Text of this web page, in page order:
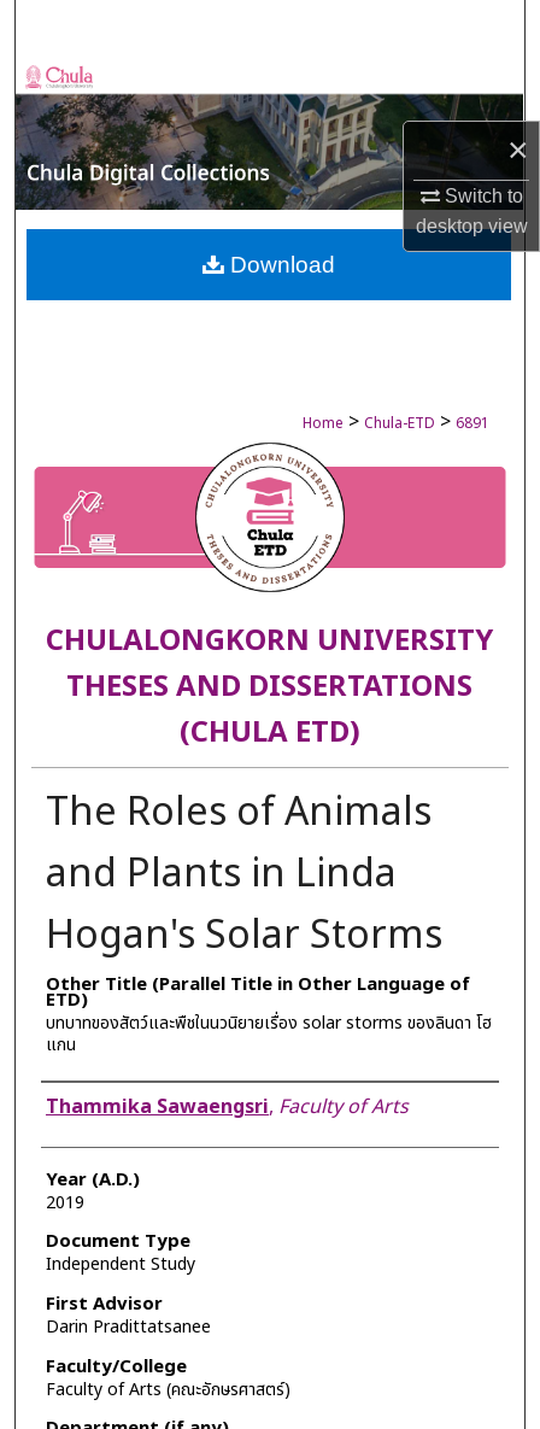
×
Switch to
desktopview
Browse Collections
My Account
About
Digital Commons Network™
Home > Chula-ETD > 6891
CHULALONGKORN UNIVERSITY
THESES AND DISSERTATIONS
(CHULA ETD)
The Roles of Animals
and Plants in Linda
Hogan's Solar Storms
Other Title (Parallel Title in Other Language of
ETD)
บทบาทของสัตว์และพืชในนวนิยายเรื่อง solar storms ของลินดา โฮ
แกน
Author
Thammika Sawaengsri, Faculty of Arts
Year (A.D.)
2019
Document Type
Independent Study
First Advisor
Darin Pradittatsanee
Faculty/College
Faculty of Arts (คณะอักษรศาสตร์)
Download